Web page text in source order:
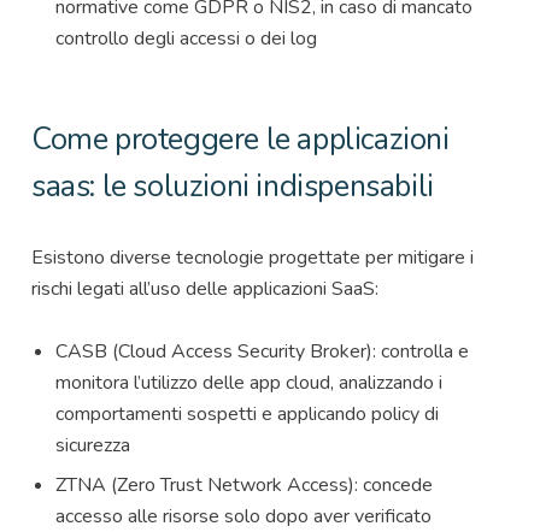
normative come GDPR o NIS2, in caso di mancato
controllo degli accessi o dei log
Come proteggere le applicazioni
saas: le soluzioni indispensabili
Esistono diverse tecnologie progettate per mitigare i
rischi legati all’uso delle applicazioni SaaS:
CASB (Cloud Access Security Broker): controlla e
monitora l’utilizzo delle app cloud, analizzando i
comportamenti sospetti e applicando policy di
sicurezza
ZTNA (Zero Trust Network Access): concede
accesso alle risorse solo dopo aver verificato